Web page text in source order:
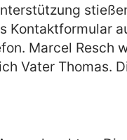
Kontaktformular
Marcel Resch
Vater Thomas.